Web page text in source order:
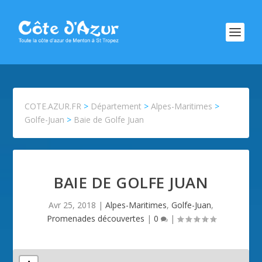
COTE.AZUR.FR > Département >Alpes-Maritimes >
Golfe-Juan > Baie de Golfe Juan
BAIE DE GOLFE JUAN
Avr 25, 2018 | Alpes-Maritimes, Golfe-Juan,
Promenades découvertes | 0 |